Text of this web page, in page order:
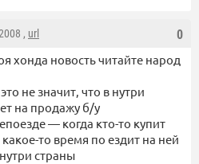
0
, url
хонда новость читайте народ
не значит, что в нутри
на продажу б/у
— когда кто-то купит
то время по ездит на ней
страны